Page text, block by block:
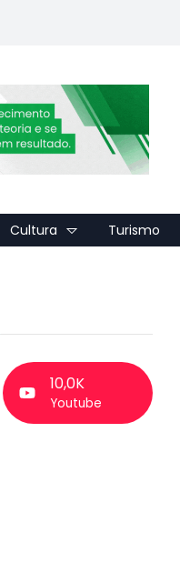
Cultura Turismo
10,0K
Youtube